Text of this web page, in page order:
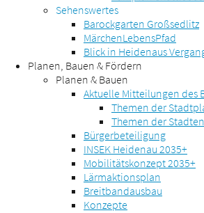
Sehenswertes
Barockgarten Großsedlitz
MärchenLebensPfad
Blick in Heidenaus
Planen, Bauen & Fördern
Planen & Bauen
Aktuelle Mitteilungen des
Themen der
Themen der
Bürgerbeteiligung
INSEK Heidenau 2035+
Mobilitätskonzept 2035+
Lärmaktionsplan
Breitbandausbau
Konzepte